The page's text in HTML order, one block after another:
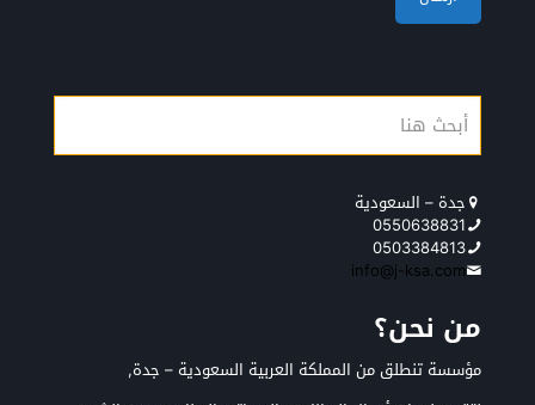
جدة – السعودية
0550638831
0503384813
info@j-ksa.com
من نحن؟
مؤسسة تنطلق من المملكة العربية السعودية – جدة,